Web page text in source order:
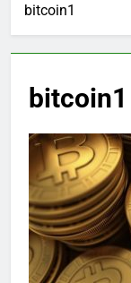
bitcoin1
bitcoin1